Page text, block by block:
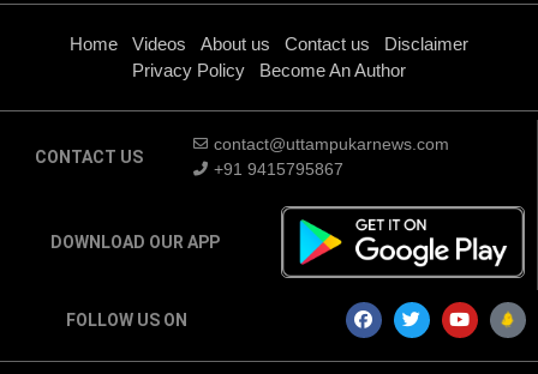
Home Videos About us Contact us
Disclaimer
Privacy Policy
Become An Author
CONTACT US
contact@uttampukarnews.com
+91 9415795867
DOWNLOAD OUR APP
FOLLOW US ON